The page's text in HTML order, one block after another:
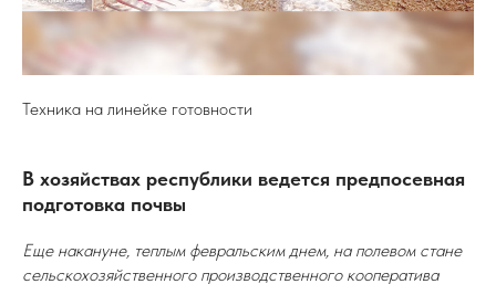
Техника на линейке готовности
В хозяйствах республики ведется предпосевная
подготовка почвы
Еще накануне, теплым февральским днем, на полевом стане
сельскохозяйственного производственного кооператива